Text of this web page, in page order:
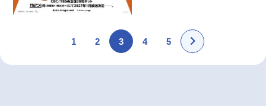
1 2 3 4 5